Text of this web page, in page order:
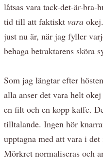
låtsas vara tack-det-är-bra-
tid till att faktiskt vara
just nu är, när jag fyller
behaga betraktarens sköra
Som jag längtar efter
alla anser det vara helt
en filt och en kopp kaffe.
tilltalande. Ingen hör
upptagna med att vara i
Mörkret normaliseras och